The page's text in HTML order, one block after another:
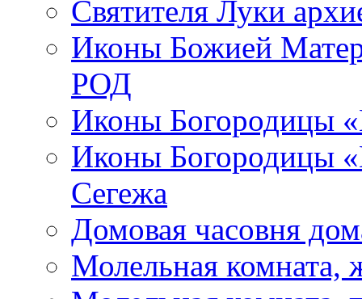
Святителя Луки
Иконы Божией
РОД
Иконы Богородицы
Иконы Богородицы
Сегежа
Домовая часовня
Молельная комната,